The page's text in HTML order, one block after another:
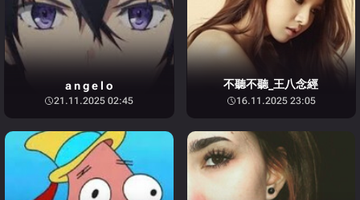
a n g e l o
21.11.2025 02:45
不聽不聽_王八念經
16.11.2025 23:05